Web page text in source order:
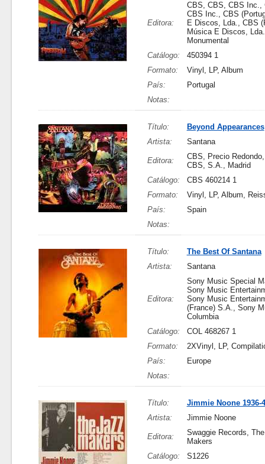
Editora:
CBS, CBS, CBS Inc.,
CBS Inc., CBS
E Discos, Lda., CBS
Música E Discos,
Monumental
Catálogo:
450394 1
Formato:
Vinyl, LP, Album
País:
Portugal
Notas:
Título:
Beyond Appearances
Artista:
Santana
Editora:
CBS, Precio
CBS, S.A., Madrid
Catálogo:
CBS 460214 1
Formato:
Vinyl, LP, Album,
País:
Spain
Notas:
Título:
The Best Of Santana
Artista:
Santana
Editora:
Sony Music Special
Sony Music
Sony Music
(France) S.A., Sony
Columbia
Catálogo:
COL 468267 1
Formato:
2XVinyl, LP,
País:
Europe
Notas:
Título:
Jimmie Noone 1936-
Artista:
Jimmie Noone
Editora:
Swaggie Records,
Makers
Catálogo:
S1226